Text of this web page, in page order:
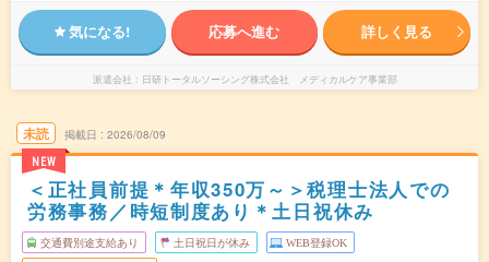
気になる! 応募へ進む 詳しく見る
派遣会社 日研トータルソーシング株式会社 メディカルケア事業部
未読
NEW
掲載日 2026/08/09
＜正社員前提＊年収350万～＞税理士法人での
労務事務／時短制度あり＊土日祝休み
交通費別途支給あり 土日祝日が休み WEB登録OK